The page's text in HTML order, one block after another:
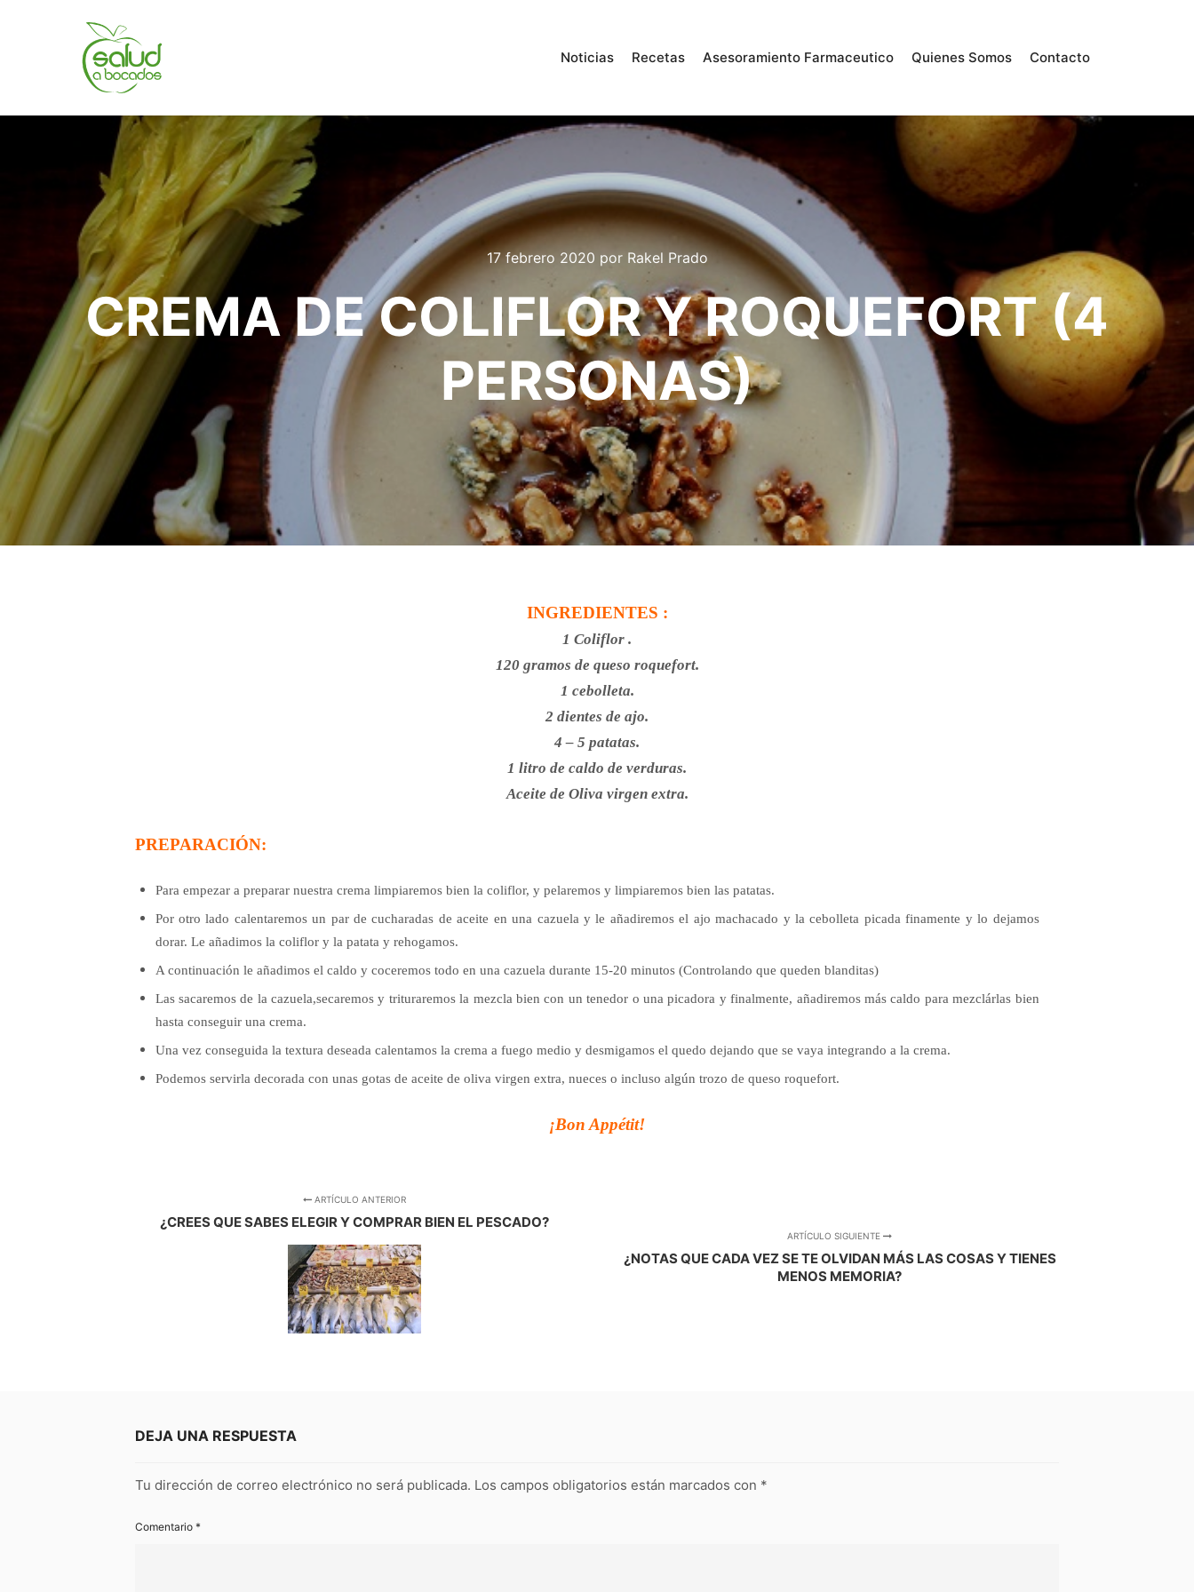
Noticias Recetas Asesoramiento Farmaceutico Quienes Somos Contacto
17 febrero 2020 por Rakel Prado
CREMA DE COLIFLOR Y ROQUEFORT (4
PERSONAS)
INGREDIENTES :
1 Coliflor .
120 gramos de queso roquefort.
1 cebolleta.
2 dientes de ajo.
4 – 5 patatas.
1 litro de caldo de verduras.
Aceite de Oliva virgen extra.
PREPARACIÓN:
Para empezar a preparar nuestra crema limpiaremos bien la coliflor, y pelaremos y limpiaremos bien las patatas.
Por otro lado calentaremos un par de cucharadas de aceite en una cazuela y le añadiremos el ajo machacado y la cebolleta picada finamente y lo dejamos
dorar. Le añadimos la coliflor y la patata y rehogamos.
A continuación le añadimos el caldo y coceremos todo en una cazuela durante 15-20 minutos (Controlando que queden blanditas)
Las sacaremos de la cazuela,secaremos y trituraremos la mezcla bien con un tenedor o una picadora y finalmente, añadiremos más caldo para mezclárlas bien
hasta conseguir una crema.
Una vez conseguida la textura deseada calentamos la crema a fuego medio y desmigamos el quedo dejando que se vaya integrando a la crema.
Podemos servirla decorada con unas gotas de aceite de oliva virgen extra, nueces o incluso algún trozo de queso roquefort.
¡Bon Appétit!
ARTÍCULO ANTERIOR
¿CREES QUE SABES ELEGIR Y COMPRAR BIEN EL PESCADO?
ARTÍCULO SIGUIENTE
¿NOTAS QUE CADA VEZ SE TE OLVIDAN MÁS LAS COSAS Y TIENES
MENOS MEMORIA?
DEJA UNA RESPUESTA
Tu dirección de correo electrónico no será publicada. Los campos obligatorios están marcados con *
Comentario *